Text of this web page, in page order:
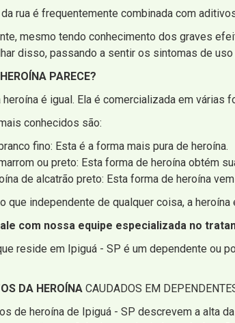
rua é frequentemente combinada com
mesmo tendo conhecimento dos graves
disso, passando a sentir os sintomas de
PARECE?
heroína é igual. Ela é comercializada em várias
conhecidos são:
fino: Esta é a forma mais pura de heroína.
ou preto: Esta forma de heroína obtém
de alcatrão preto: Esta forma de heroína
que independente de qualquer coisa, a
com nossa equipe especializada no
reside em Ipiguá - SP é um dependente ou
DA HEROÍNA CAUDADOS EM
de heroína de Ipiguá - SP descrevem a alta